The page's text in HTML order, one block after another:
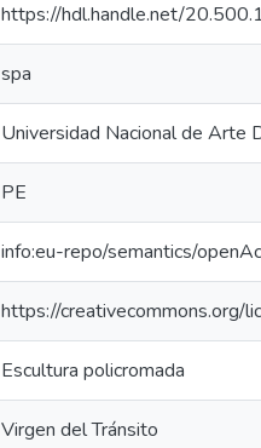
https://hdl.handle.net/
spa
Universidad Nacional de Arte
PE
info:eu-repo/semantics/
https://creativecommons.org/
Escultura policromada
Virgen del Tránsito